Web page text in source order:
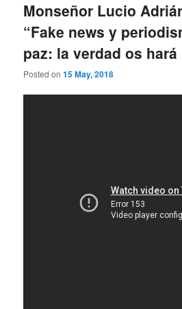
Monseñor Lucio
“Fake news y
paz: la verdad os hará
Posted on15 May, 2018